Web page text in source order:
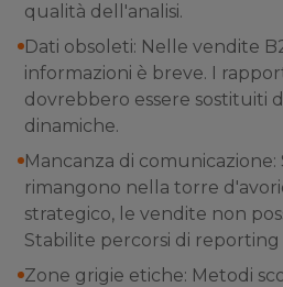
qualità dell'analisi.
Dati obsoleti: Nelle vendite
informazioni è breve. I
dovrebbero essere sostituiti
dinamiche.
Mancanza di comunicazione:
rimangono nella torre
strategico, le vendite non
Stabilite percorsi di reporting
Zone grigie etiche: Metodi